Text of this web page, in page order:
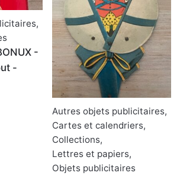
,
-
-
Autres objets publicitaires,
Cartes et calendriers,
Collections,
Lettres et papiers,
Objets publicitaires